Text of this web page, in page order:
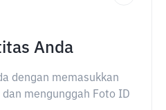
Anda
dengan memasukkan
mengunggah Foto ID